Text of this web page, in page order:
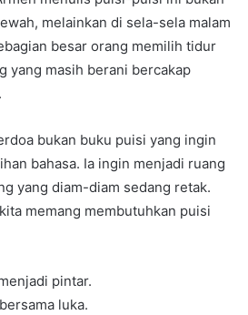
melainkan di sela-sela malam
besar orang memilih tidur
yang masih berani bercakap
bukan buku puisi yang ingin
bahasa. Ia ingin menjadi ruang
yang diam-diam sedang retak.
memang membutuhkan puisi
pintar.
luka.